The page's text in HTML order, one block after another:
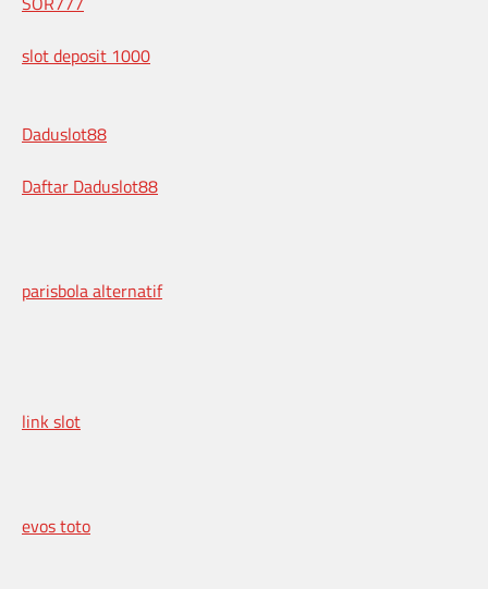
slot deposit 1000
Daduslot88
Daftar Daduslot88
parisbola alternatif
link slot
evos toto